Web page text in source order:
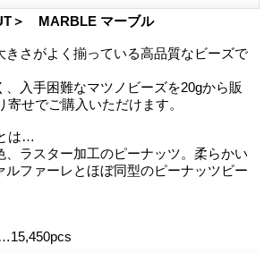
＞ MARBLE マーブル
きさがよく揃っている高品質なビーズで
、入手困難なマツノビーズを20gから販
せでご購入いただけます。
は…
、ラスター加工のピーナッツ。柔らかい
ルファーレとほぼ同型のピーナッツビー